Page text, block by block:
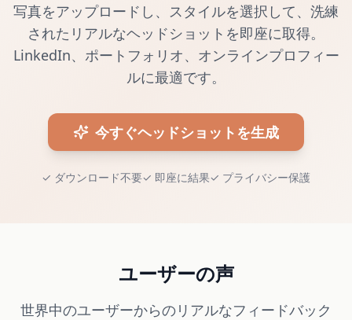
写真をアップロードし、スタイルを選択して、洗練
されたリアルなヘッドショットを即座に取得。
LinkedIn、ポートフォリオ、オンラインプロフィー
ルに最適です。
今すぐヘッドショットを生成
✓ ダウンロード不要✓ 即座に結果✓ プライバシー保護
ユーザーの声
世界中のユーザーからのリアルなフィードバック